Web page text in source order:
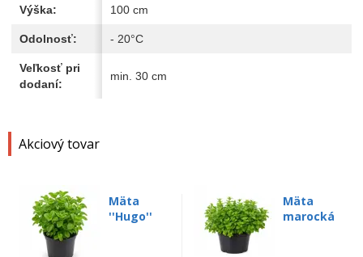
Akciový tovar
Mäta
''Hugo''
Mäta
marocká
Výška: 100 cm
Odolnosť: - 20°C
Veľkosť pri
dodaní:
min. 30 cm